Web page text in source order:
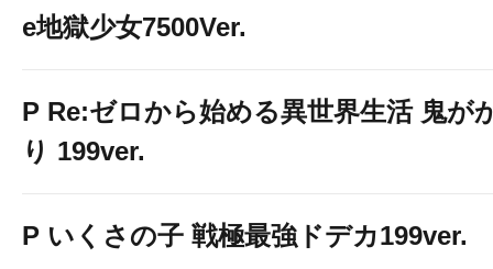
e地獄少女7500Ver.
P Re:ゼロから始める異世界生活 鬼が
り 199ver.
P いくさの子 戦極最強ドデカ199ver.